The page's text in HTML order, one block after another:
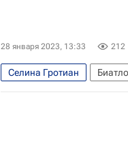
28 января 2023, 13:33 212
Селина Гротиан